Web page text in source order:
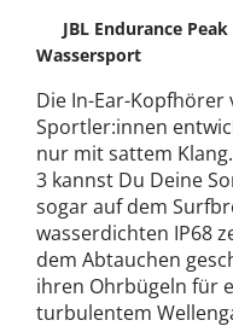
JBL Endurance
Wassersport
Die In-Ear-Kopfhörer
Sportler:innen
nur mit sattem
3 kannst Du Deine
sogar auf dem
wasserdichten IP68
dem Abtauchen
ihren Ohrbügeln für
turbulentem